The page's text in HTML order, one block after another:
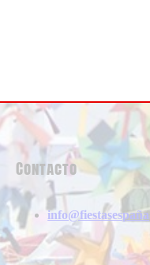
Contacto
info@fiestasespaña